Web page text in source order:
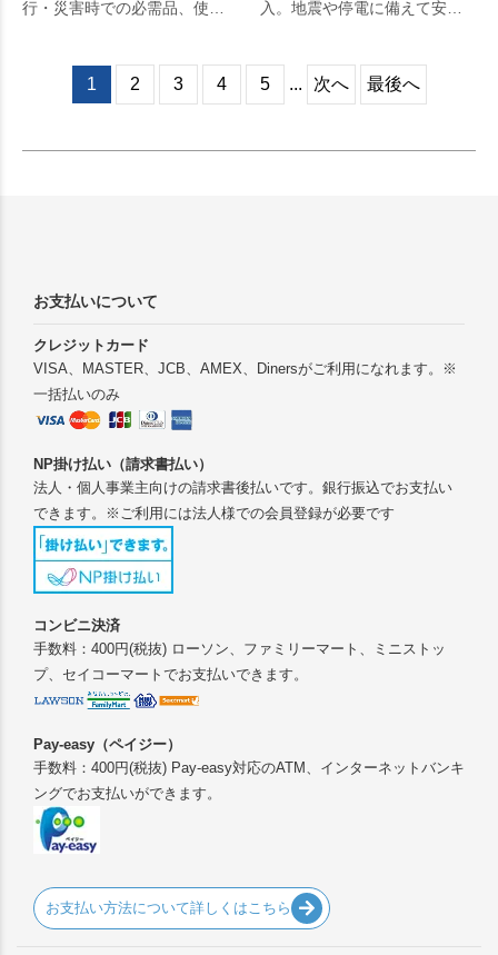
行・災害時での必需品、使用
ば手放せなくなること間違い
入。地震や停電に備えて安
全簡単にお使いいただけま
す。毎日の生活をより快適
1 2 3 4 5 ... 次へ 最後へ
お支払いについて
クレジットカード
VISA、MASTER、JCB、AMEX、Dinersがご利用になれます。※
一括払いのみ
NP掛け払い（請求書払い）
法人・個人事業主向けの請求書後払いです。銀行振込でお支払い
できます。※ご利用には法人様での会員登録が必要です
コンビニ決済
手数料：400円(税抜) ローソン、ファミリーマート、ミニストッ
プ、セイコーマートでお支払いできます。
Pay-easy（ペイジー）
手数料：400円(税抜) Pay-easy対応のATM、インターネットバンキ
ングでお支払いができます。
お支払い方法について詳しくはこちら